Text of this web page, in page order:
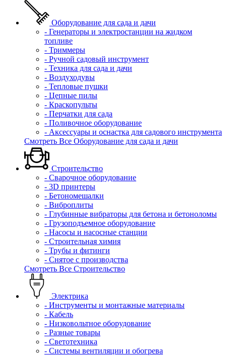
Оборудование для сада и дачи
- Генераторы и электростанции на жидком
топливе
- Триммеры
- Ручной садовый инструмент
- Техника для сада и дачи
- Воздуходувы
- Тепловые пушки
- Цепные пилы
- Краскопульты
- Перчатки для сада
- Поливочное оборудование
- Аксессуары и оснастка для садового инструмента
Смотреть Все Оборудование для сада и дачи
Строительство
- Сварочное оборудование
- 3D принтеры
- Бетономешалки
- Виброплиты
- Глубинные вибраторы для бетона и бетоноломы
- Грузоподъемное оборудование
- Насосы и насосные станции
- Строительная химия
- Трубы и фитинги
- Снятое с производства
Смотреть Все Строительство
Электрика
- Инструменты и монтажные материалы
- Кабель
- Низковольтное оборудование
- Разные товары
- Светотехника
- Системы вентиляции и обогрева